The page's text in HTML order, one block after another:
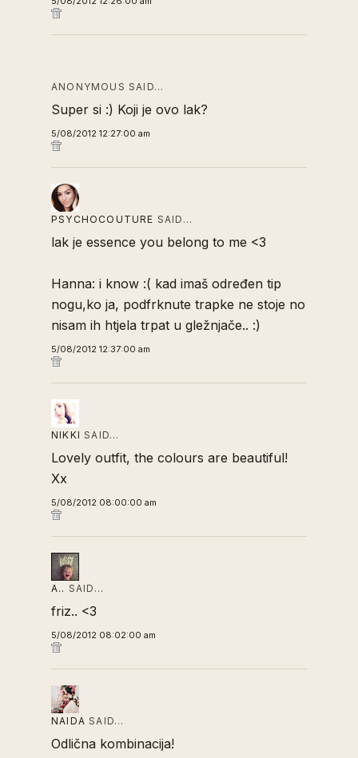
ANONYMOUS SAID…
Super si :) Koji je ovo lak?
5/08/2012 12:27:00 am
PSYCHOCOUTURE SAID…
lak je essence you belong to me <3
Hanna: i know :( kad imaš određen tip
nogu,ko ja, podfrknute trapke ne stoje no
nisam ih htjela trpat u gležnjače.. :)
5/08/2012 12:37:00 am
NIKKI SAID…
Lovely outfit, the colours are beautiful!
Xx
5/08/2012 08:00:00 am
A.. SAID…
friz.. <3
5/08/2012 08:02:00 am
NAIDA SAID…
Odlična kombinacija!